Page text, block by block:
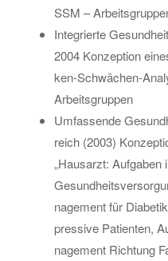
SSM –
In­te­grier­te
2004 Kon­zep­ti­on
ken-Schwä­chen-
Ar­beits­grup­pen
Um­fas­sen­de
reich (2003)
„Haus­arzt: Auf­ga­ben
nage­ment für
pres­si­ve Pa­ti­en­ten,
nage­ment Rich­tung